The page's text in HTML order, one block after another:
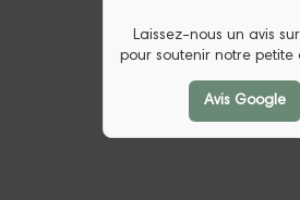
Laissez-nous un avis
pour soutenir notre petite
Avis Google